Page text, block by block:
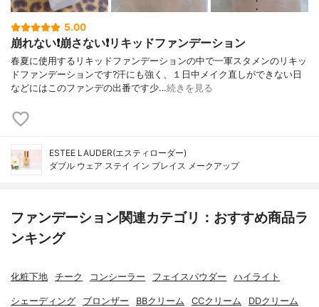
5.00
崩れない❗️崩さない❗️リキッドファンデーション
春夏に使用するリキッドファンデーションの中で一軍スタメンのリキッ
ドファンデーションです?汗にも強く、１日中メイク直しができない日
などにはこのファンデの出番です少…続きを見る
ESTEE LAUDER(エスティローダー)
ダブル ウェア ステイ イン プレイス メークアップ
ファンデーション関連カテゴリ：おすすめ商品ラ
ンキング
化粧下地 チーク コンシーラー フェイスパウダー ハイライト
シェーディング ブロンザー BBクリーム CCクリーム DDクリーム